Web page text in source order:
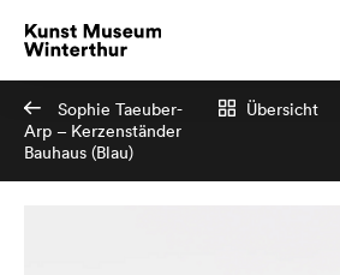
Sophie Taeuber-
Arp – Kerzenständer
Bauhaus (Blau)
Übersicht